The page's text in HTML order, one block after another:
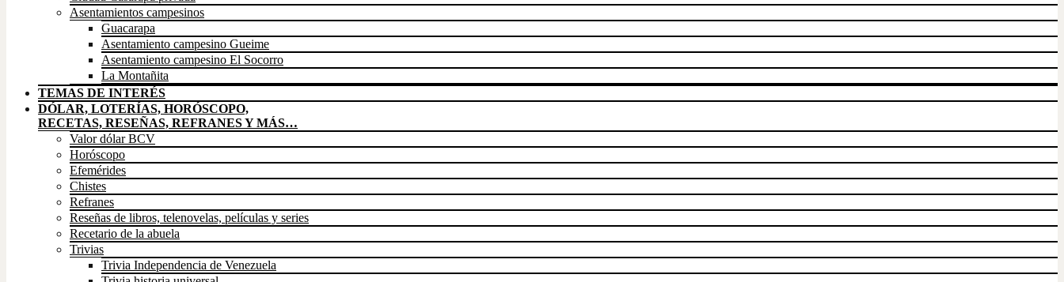
Asentamientos campesinos
Guacarapa
Asentamiento campesino Gueime
Asentamiento campesino El Socorro
La Montañita
TEMAS DE INTERÉS
DÓLAR, LOTERÍAS, HORÓSCOPO,
RECETAS, RESEÑAS, REFRANES Y MÁS…
Valor dólar BCV
Horóscopo
Efemérides
Chistes
Refranes
Reseñas de libros, telenovelas, películas y series
Recetario de la abuela
Trivias
Trivia Independencia de Venezuela